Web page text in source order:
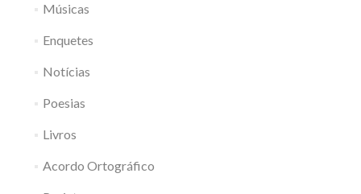
Músicas
Enquetes
Notícias
Poesias
Livros
Acordo Ortográfico